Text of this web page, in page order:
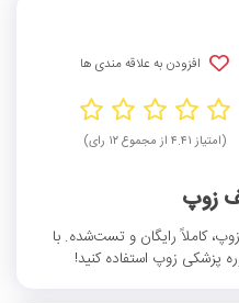
افزودن به علاقه مندی ها
(امتیاز ۴.۴۱ از مجموع ۱۲ رای)
زوپ
کاملاً رایگان و تست‌شده. با
پزشکی زوپ استفاده کنید!